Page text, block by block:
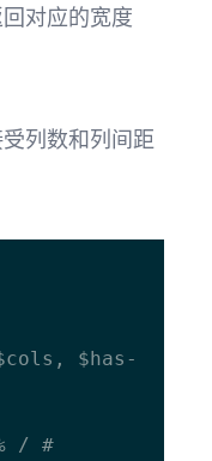
对应的宽度
列数和列间距
$has-